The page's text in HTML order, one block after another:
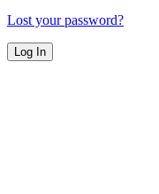
Lost your password?